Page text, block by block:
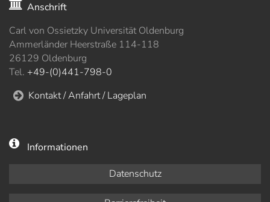
Anschrift
Carl von Ossietzky Universität Oldenburg
Ammerländer Heerstraße 114-118
26129 Oldenburg
Tel. +49-(0)441-798-0
Kontakt / Anfahrt / Lageplan
Informationen
Datenschutz